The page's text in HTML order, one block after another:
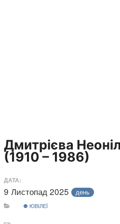
Дмитрієва
(1910 – 1986)
ДАТА:
9 Листопад 2025 день
ЮВІЛЕЇ